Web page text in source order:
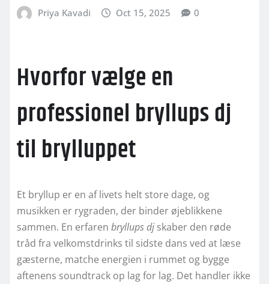
Priya Kavadi Oct 15, 2025 0
Hvorfor vælge en
professionel bryllups dj
til brylluppet
Et bryllup er en af livets helt store dage, og
musikken er rygraden, der binder øjeblikkene
sammen. En erfaren bryllups dj skaber den røde
tråd fra velkomstdrinks til sidste dans ved at læse
gæsterne, matche energien i rummet og bygge
aftenens soundtrack op lag for lag. Det handler ikke